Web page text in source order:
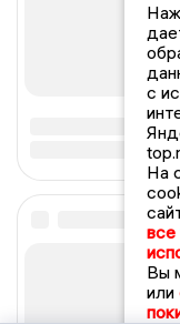
с
На
все
Вы
или